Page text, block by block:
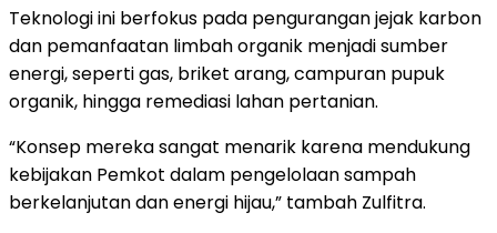
Teknologi ini berfokus pada pengurangan jejak karbon
dan pemanfaatan limbah organik menjadi sumber
energi, seperti gas, briket arang, campuran pupuk
organik, hingga remediasi lahan pertanian.
“Konsep mereka sangat menarik karena mendukung
kebijakan Pemkot dalam pengelolaan sampah
berkelanjutan dan energi hijau,” tambah Zulfitra.